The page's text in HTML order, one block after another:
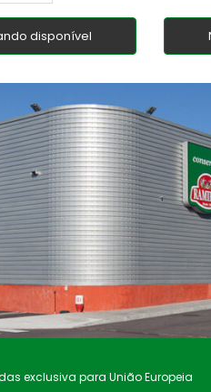
disponível
exclusiva para União Europeia